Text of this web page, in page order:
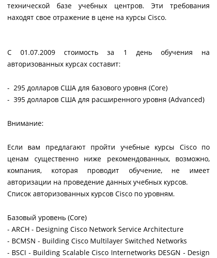
технической базе учебных центров. Эти требования
находят свое отражение в цене на курсы Cisco.
С 01.07.2009 стоимость за 1 день обучения на
авторизованных курсах составит:
- 295 долларов США для базового уровня (Core)
- 395 долларов США для расширенного уровня (Advanced)
Внимание:
Если вам предлагают пройти учебные курсы Cisco по
ценам существенно ниже рекомендованных, возможно,
компания, которая проводит обучение, не имеет
авторизации на проведение данных учебных курсов.
Список авторизованных курсов Cisco по уровням.
Базовый уровень (Core)
- ARCH - Designing Cisco Network Service Architecture
- BCMSN - Building Cisco Multilayer Switched Networks
- BSCI - Building Scalable Cisco Internetworks DESGN - Design